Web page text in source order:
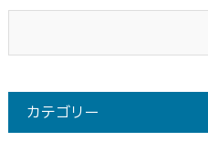
カテゴリー